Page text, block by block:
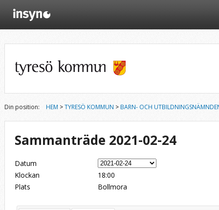
Din position: HEM >TYRESÖ KOMMUN >BARN- OCH
Sammanträde 2021-02-24
Datum
Klockan
18:00
Plats
Bollmora